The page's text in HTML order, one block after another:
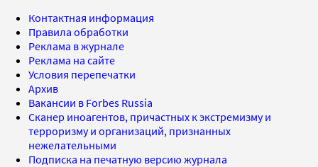
Контактная информация
Правила обработки
Реклама в журнале
Реклама на сайте
Условия перепечатки
Архив
Вакансии в Forbes Russia
Сканер иноагентов, причастных к экстремизму и
терроризму и организаций, признанных
нежелательными
Подписка на печатную версию журнала